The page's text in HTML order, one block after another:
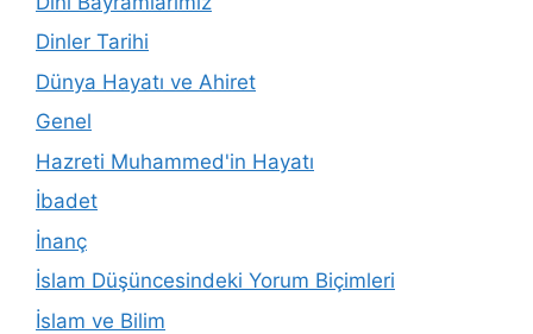
Dinler Tarihi
Dünya Hayatı ve Ahiret
Genel
Hazreti Muhammed'in Hayatı
İbadet
İnanç
İslam Düşüncesindeki Yorum Biçimleri
İslam ve Bilim